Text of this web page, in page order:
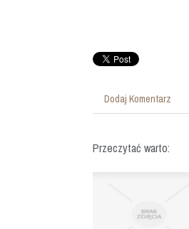
Dodaj Komentarz
Przeczytać warto: